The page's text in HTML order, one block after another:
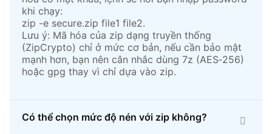
khi chạy:
zip -e secure.zip file1 file2.​​
Lưu ý: Mã hóa của zip dạng truyền thống
(ZipCrypto) chỉ ở mức cơ bản, nếu cần bảo mật
mạnh hơn, bạn nên cân nhắc dùng 7z (AES‑256)
hoặc gpg thay vì chỉ dựa vào zip.​​
Có thể chọn mức độ nén với zip không?